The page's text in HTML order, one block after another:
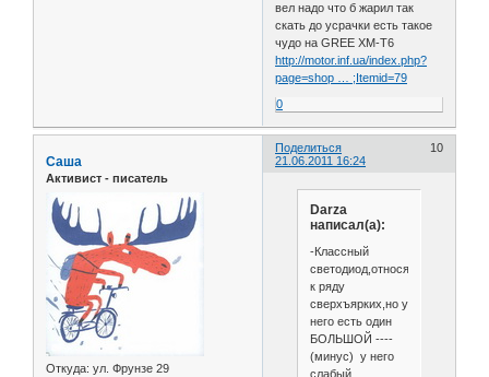
вел надо что б жарил так
скать до усрачки есть такое
чудо на GREE XM-T6
http://motor.inf.ua/index.php?
page=shop … ;Itemid=79
0
Поделиться
10
21.06.2011 16:24
Саша
Активист - писатель
Откуда: ул. Фрунзе 29
Darza
написал(а):
-Классный
светодиод,относящийся
к ряду
сверхъярких,но у
него есть один
БОЛЬШОЙ ----
(минус) у него
слабый